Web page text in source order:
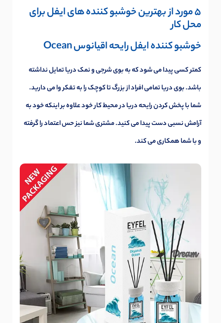
5 مورد از بهترین خوشبو کننده های ایفل برای
محل کار
خوشبو کننده ایفل رایحه اقیانوس Ocean
کمتر کسی پیدا می شود که به بوی شرجی و نمک دریا تمایل نداشته
باشد. بوی دریا تمامی افراد از بزرگ تا کوچک را به تفکر وا می دارید.
شما با پخش کردن رایحه دریا در محیط کار خود علاوه بر اینکه خود به
آرامش نسبی دست پیدا می کنید. مشتری شما نیز حس اعتماد را گرفته
و با شما همکاری می کند.